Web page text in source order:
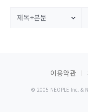
제목+본문
이용약관
© 2005 NEOPLE Inc. &